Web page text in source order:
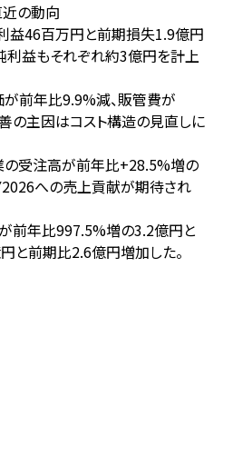
の動向
益46百万円と前期損失1.9億円
利益もそれぞれ約3億円を計上
前年比9.9%減、販管費が
の主因はコスト構造の見直しに
受注高が前年比+28.5%増の
への売上貢献が期待され
前年比997.5%増の3.2億円と
と前期比2.6億円増加した。